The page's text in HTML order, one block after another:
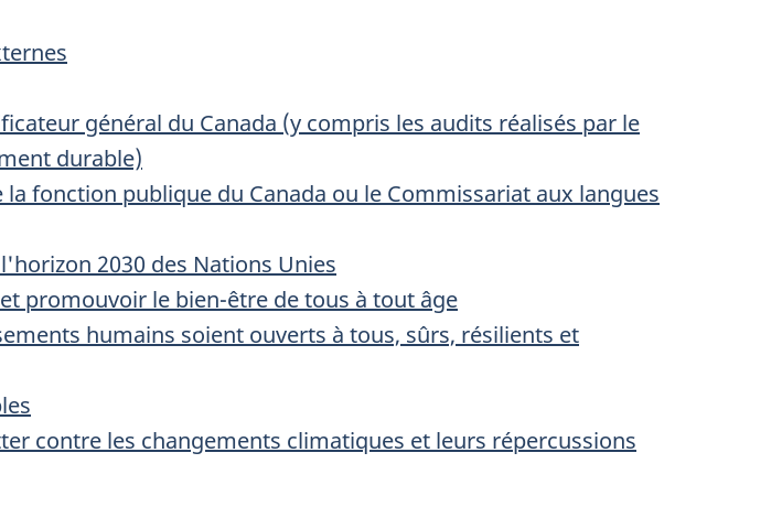
général du Canada (y compris les audits réalisés par le
durable)
fonction publique du Canada ou le Commissariat aux langues
2030 des Nations Unies
promouvoir le bien-être de tous à tout âge
humains soient ouverts à tous, sûrs, résilients et
contre les changements climatiques et leurs répercussions